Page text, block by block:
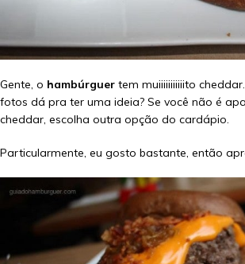
Gente, o hambúrguer tem muiiiiiiiiiiito
fotos dá pra ter uma ideia? Se você não é
cheddar, escolha outra opção do cardápio.
Particularmente, eu gosto bastante, então